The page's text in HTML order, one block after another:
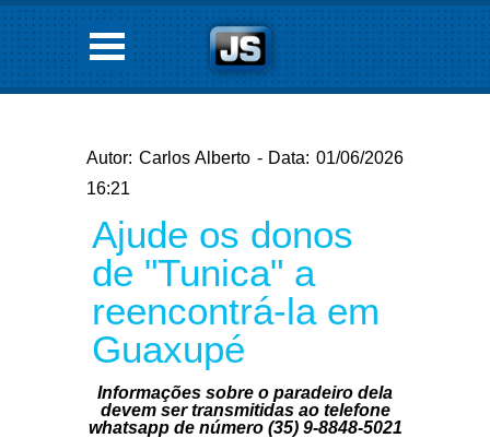
Autor: Carlos Alberto - Data: 01/06/2026
16:21
Ajude os donos
de "Tunica" a
reencontrá-la em
Guaxupé
Informações sobre o paradeiro dela
devem ser transmitidas ao telefone
whatsapp de número (35) 9-8848-5021